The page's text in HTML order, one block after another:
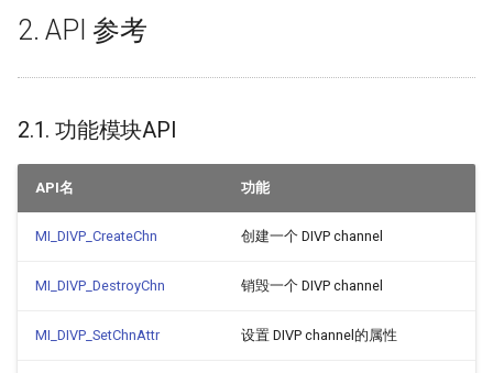
MI_DIVP_OutputPortAttr_t
3.6. MI_DIVP_ChnAttr_t
3.7. MI_DIVP_DirectBuf_t
3.8. MI_DIVP_InitParam_t
4. DIVP 错误码
5. PROCFS介绍
5.1. cat
2. API 参考
2.1. 功能模块API
API名 功能
MI_DIVP_CreateChn 创建一个 DIVP channel
MI_DIVP_DestroyChn 销毁一个 DIVP channel
MI_DIVP_SetChnAttr 设置 DIVP channel的属性